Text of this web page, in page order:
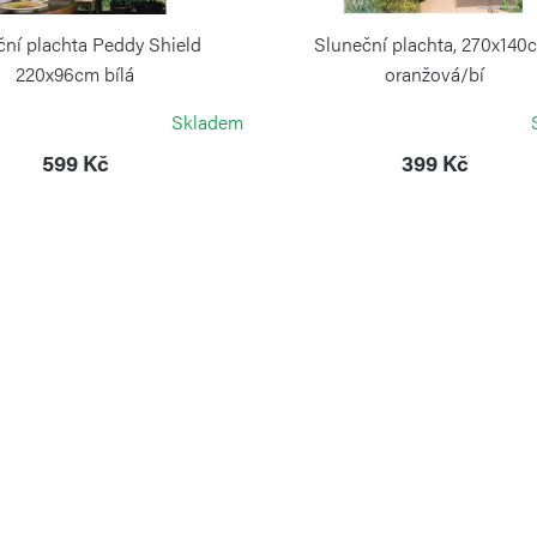
plachta Peddy Shield
220x96cm bílá
Skladem
599 Kč
Sluneční plachta,
oranžová/bí
399 Kč